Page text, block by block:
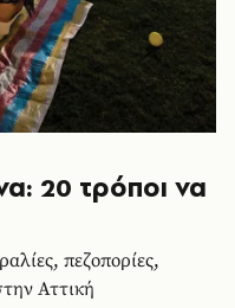
20 τρόποι να
πεζοπορίες,
Αττική